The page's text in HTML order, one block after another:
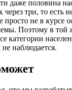
даже половина
через три, то есть
просто не в курсе
Поэтому в той
категории
наблюдается.